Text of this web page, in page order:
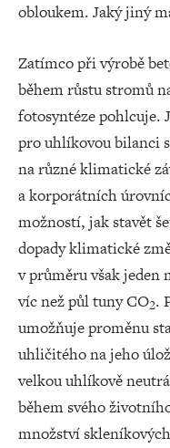
obloukem. Jaký jiný
Zatímco při výrobě
během růstu stromů
fotosyntéze pohlcuje.
pro uhlíkovou bilanci
na různé klimatické
a korporátních
možností, jak stavět
dopady klimatické
v průměru však jeden
víc než půl tuny CO2.
umožňuje proměnu
uhličitého na jeho
velkou uhlíkově
během svého
množství